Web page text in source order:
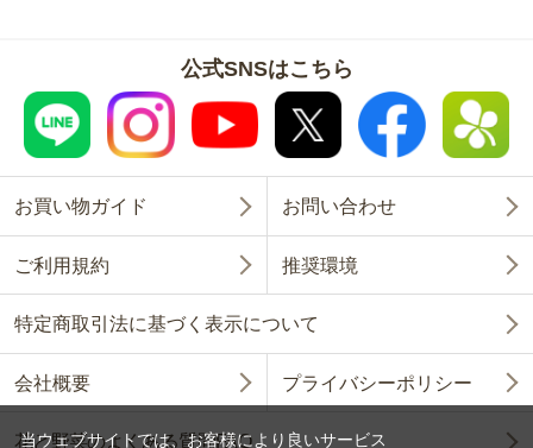
公式SNSはこちら
お買い物ガイド お問い合わせ
ご利用規約 推奨環境
特定商取引法に基づく表示について
会社概要 プライバシーポリシー
花と野菜のよくある質問FAQ
当ウェブサイトでは、お客様により良いサービス